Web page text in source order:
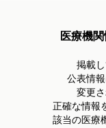
お客様からお客
上で 速やかに
個人情報に関す
いたします。
5.継続的改善
医療機
掲載
公表情
変更
正確な情報
該当の医療